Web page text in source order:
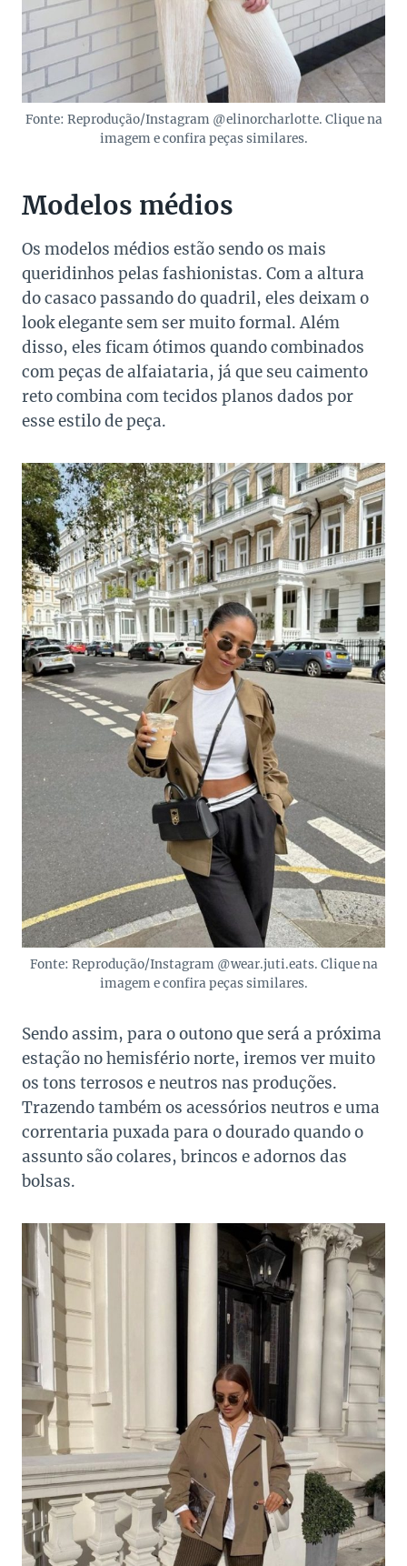
Fonte: Reprodução/Instagram @elinorcharlotte. Clique na
imagem e confira peças similares.
Modelos médios
Os modelos médios estão sendo os mais
queridinhos pelas fashionistas. Com a altura
do casaco passando do quadril, eles deixam o
look elegante sem ser muito formal. Além
disso, eles ficam ótimos quando combinados
com peças de alfaiataria, já que seu caimento
reto combina com tecidos planos dados por
esse estilo de peça.
Fonte: Reprodução/Instagram @wear.juti.eats. Clique na
imagem e confira peças similares.
Sendo assim, para o outono que será a próxima
estação no hemisfério norte, iremos ver muito
os tons terrosos e neutros nas produções.
Trazendo também os acessórios neutros e uma
correntaria puxada para o dourado quando o
assunto são colares, brincos e adornos das
bolsas.